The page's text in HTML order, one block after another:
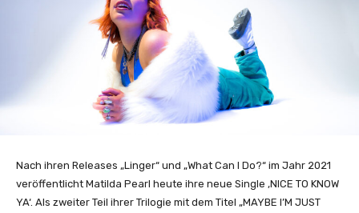
Nach ihren Releases „Linger“ und „What Can I Do?“ im Jahr 2021
veröffentlicht Matilda Pearl heute ihre neue Single ‚NICE TO KNOW
YA‘. Als zweiter Teil ihrer Trilogie mit dem Titel „MAYBE I’M JUST